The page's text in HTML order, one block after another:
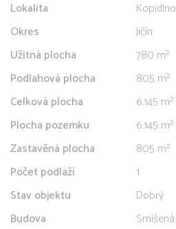
Lokalita
Kopidlno
Okres
Jičín
Užitná plocha
780 m²
Podlahová plocha
805 m²
Celková plocha
6.145 m²
Plocha pozemku
6.145 m²
Zastavěná plocha
805 m²
Počet podlaží
1
Stav objektu
Dobrý
Budova
Smíšená